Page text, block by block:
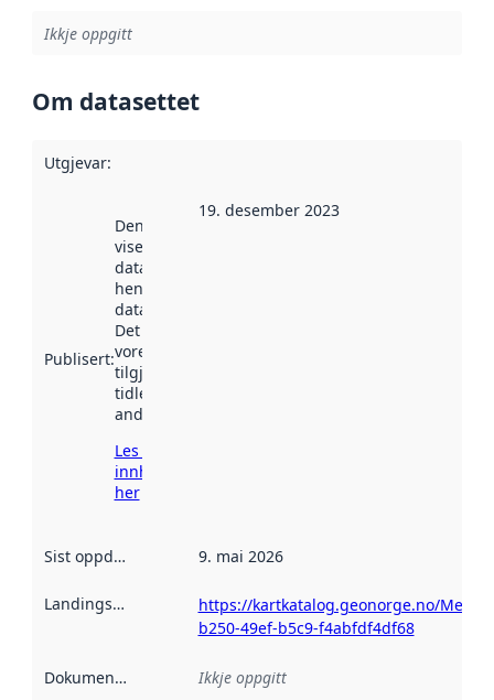
Ikkje oppgitt
Om datasettet
Utgjevar:
Publisert:
Denne datoen
viser når
datasettet vart
henta inn av
data.norge.no.
Det kan ha
vore
tilgjengeleg
tidlegare
andre stader.
Les meir om
innhenting
her
19. desember 2023
Sist oppdatert 9. mai 2026
Landingsside
https://kartkatalog.geonorge.no/
b250-49ef-b5c9-f4abfdf4df68
Dokumentasjon Ikkje oppgitt